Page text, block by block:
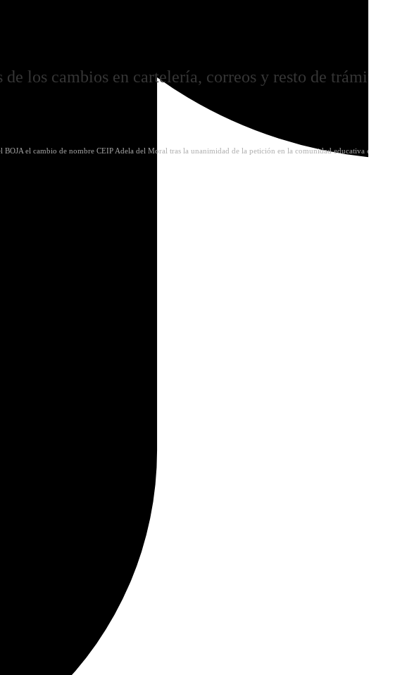
los cambios en cartelería, correos y resto de trámites
BOJA el cambio de nombre CEIP Adela del Moral tras la unanimidad de la petición en la comunidad educativa e instituciones